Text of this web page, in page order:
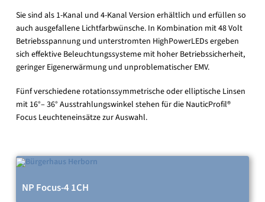
Sie sind als 1-Kanal und 4-Kanal Version erhältlich und erfüllen so
auch ausgefallene Lichtfarbwünsche. In Kombination mit 48 Volt
Betriebsspannung und unterstromten HighPowerLEDs ergeben
sich effektive Beleuchtungssysteme mit hoher Betriebssicherheit,
geringer Eigenerwärmung und unproblematischer EMV.
Fünf verschiedene rotationssymmetrische oder elliptische Linsen
mit 16°– 36° Ausstrahlungswinkel stehen für die NauticProfil®
Focus Leuchteneinsätze zur Auswahl.
NP Focus-4 1CH